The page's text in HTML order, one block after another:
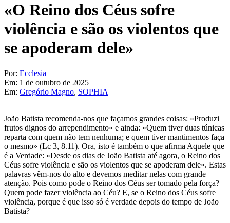
«O Reino dos Céus sofre
violência e são os violentos que
se apoderam dele»
Por: Ecclesia
Em: 1 de outubro de 2025
Em: Gregório Magno, SOPHIA
João Batista recomenda-nos que façamos grandes coisas: «Produzi
frutos dignos do arrependimento» e ainda: «Quem tiver duas túnicas
reparta com quem não tem nenhuma; e quem tiver mantimentos faça
o mesmo» (Lc 3, 8.11). Ora, isto é também o que afirma Aquele que
é a Verdade: «Desde os dias de João Batista até agora, o Reino dos
Céus sofre violência e são os violentos que se apoderam dele». Estas
palavras vêm-nos do alto e devemos meditar nelas com grande
atenção. Pois como pode o Reino dos Céus ser tomado pela força?
Quem pode fazer violência ao Céu? E, se o Reino dos Céus sofre
violência, porque é que isso só é verdade depois do tempo de João
Batista?